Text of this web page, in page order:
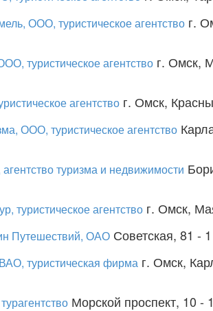
ООО, туристическое агентство г.
туристическое агентство г. Омск,
агентство г. Омск,
ООО, туристическое агентство
туризма и недвижимости
туристическое агентство г. Омск,
Путешествий, ОАО Советская, 81 -
туристическая фирма г. Омск,
Морской проспект, 10 -